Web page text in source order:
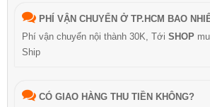
PHÍ VẬN CHUYỂN Ở TP.HCM BAO
Phí vận chuyển nội thành 30K, Tới SHOP
Ship
CÓ GIAO HÀNG THU TIỀN KHÔNG?